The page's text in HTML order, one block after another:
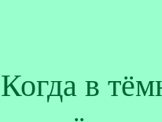
Когда в